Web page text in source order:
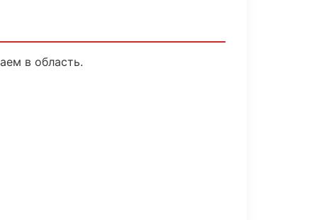
в область.